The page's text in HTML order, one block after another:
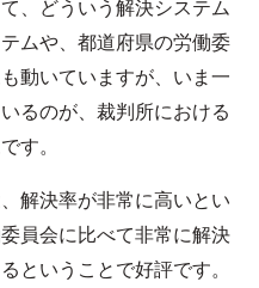
、どういう解決システム
ムや、都道府県の労働委
動いていますが、いま一
るのが、裁判所における
す。
解決率が非常に高いとい
員会に比べて非常に解決
ということで好評です。